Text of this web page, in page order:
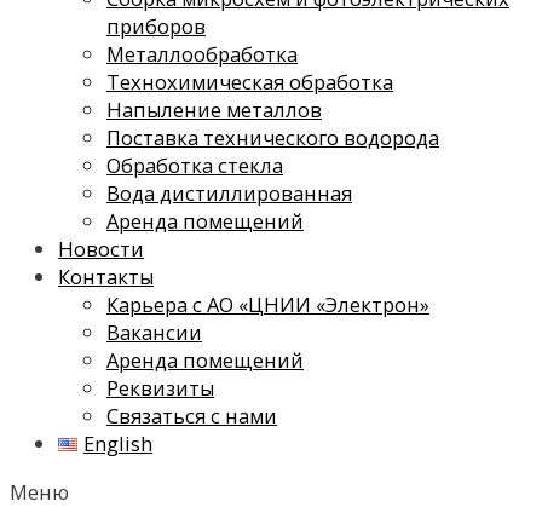
приборов
Металлообработка
Технохимическая обработка
Напыление металлов
Поставка технического водорода
Обработка стекла
Вода дистиллированная
Аренда помещений
Новости
Контакты
Карьера с АО «ЦНИИ «Электрон»
Вакансии
Аренда помещений
Реквизиты
Связаться с нами
English
Меню